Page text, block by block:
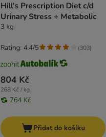
Hill's Prescription Diet c/d
Urinary Stress + Metabolic
3 kg
804 Kč
268 Kč / kg
764 Kč
Rating: 4.4/5 (303)
Přidat do košíku